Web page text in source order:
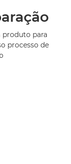
produto para
processo de